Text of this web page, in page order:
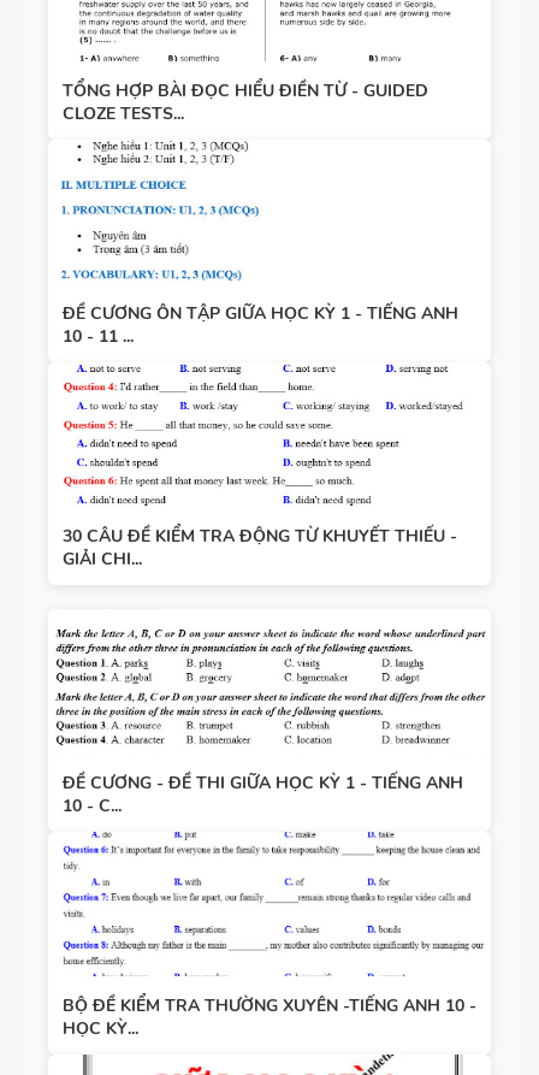
TỔNG HỢP BÀI ĐỌC HIỂU ĐIỀN TỪ - GUIDED
CLOZE TESTS...
ĐỀ CƯƠNG ÔN TẬP GIỮA HỌC KỲ 1 - TIẾNG ANH
10 - 11 ...
30 CÂU ĐỀ KIỂM TRA ĐỘNG TỪ KHUYẾT THIẾU -
GIẢI CHI...
ĐỀ CƯƠNG - ĐỀ THI GIỮA HỌC KỲ 1 - TIẾNG ANH
10 - C...
BỘ ĐỀ KIỂM TRA THƯỜNG XUYÊN -TIẾNG ANH 10 -
HỌC KỲ...